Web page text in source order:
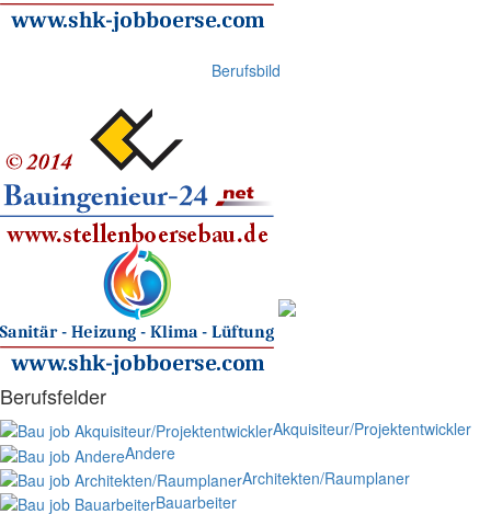
Berufsbild
Berufsfelder
Akquisiteur/Projektentwickler
Andere
Architekten/Raumplaner
Bauarbeiter